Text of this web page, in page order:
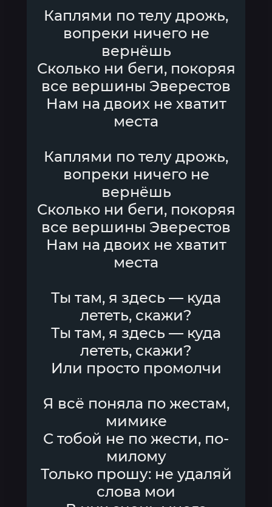
Каплями по телу дрожь,
вопреки ничего не
вернёшь
Сколько ни беги, покоряя
все вершины Эверестов
Нам на двоих не хватит
места
Каплями по телу дрожь,
вопреки ничего не
вернёшь
Сколько ни беги, покоряя
все вершины Эверестов
Нам на двоих не хватит
места
Ты там, я здесь — куда
лететь, скажи?
Ты там, я здесь — куда
лететь, скажи?
Или просто промолчи
Я всё поняла по жестам,
мимике
С тобой не по жести, по-
милому
Только прошу: не удаляй
слова мои